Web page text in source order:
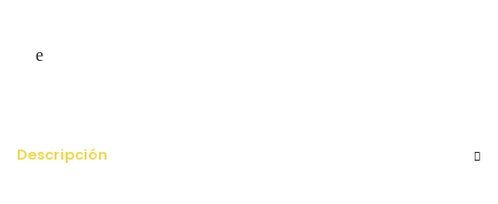
Descripción